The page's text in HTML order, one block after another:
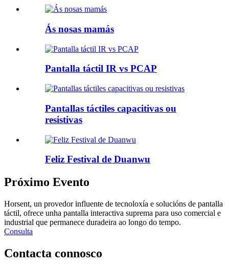
Ás nosas mamás
Pantalla táctil IR vs PCAP
Pantallas táctiles capacitivas ou
resistivas
Feliz Festival de Duanwu
Próximo Evento
Horsent, un provedor influente de tecnoloxía e solucións de pantalla
táctil, ofrece unha pantalla interactiva suprema para uso comercial e
industrial que permanece duradeira ao longo do tempo.
Consulta
Contacta connosco